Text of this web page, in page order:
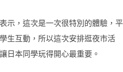
示，這次是一次很特別的體驗，平
生互動，所以這次安排逛夜市活
日本同學玩得開心最重要。